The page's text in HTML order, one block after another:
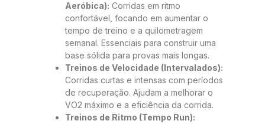
Aeróbica): Corridas em ritmo
confortável, focando em aumentar o
tempo de treino e a quilometragem
semanal. Essenciais para construir uma
base sólida para provas mais longas.
Treinos de Velocidade (Intervalados):
Corridas curtas e intensas com períodos
de recuperação. Ajudam a melhorar o
VO2 máximo e a eficiência da corrida.
Treinos de Ritmo (Tempo Run):